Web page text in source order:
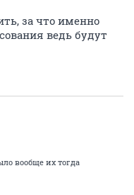
за что именно
ведь будут
вообще их тогда